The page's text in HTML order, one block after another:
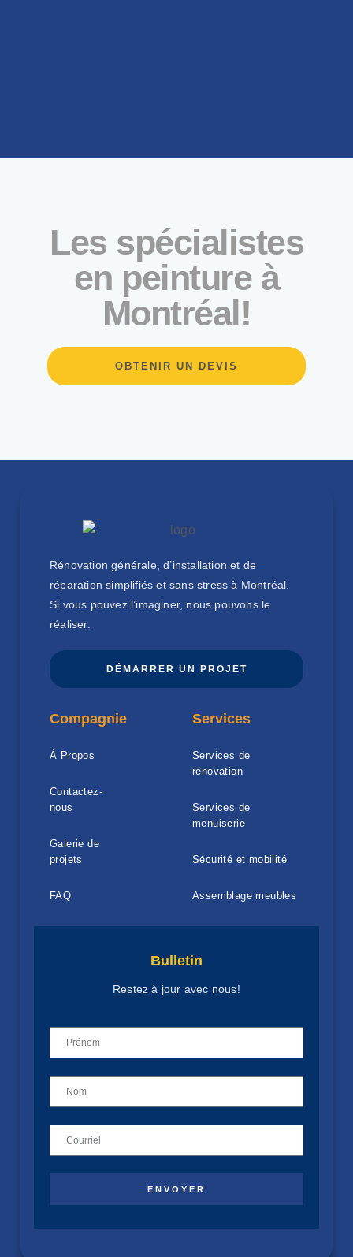
Les spécialistes
en peinture à
Montréal!
OBTENIR UN DEVIS
Rénovation générale, d’installation et de
réparation simplifiés et sans stress à Montréal.
Si vous pouvez l’imaginer, nous pouvons le
réaliser.
DÉMARRER UN PROJET
Compagnie
À Propos
Contactez-
nous
Galerie de
projets​
FAQ
Services
Services de
rénovation
Services de
menuiserie
Sécurité et mobilité
Assemblage meubles
Bulletin
Restez à jour avec nous!
ENVOYER